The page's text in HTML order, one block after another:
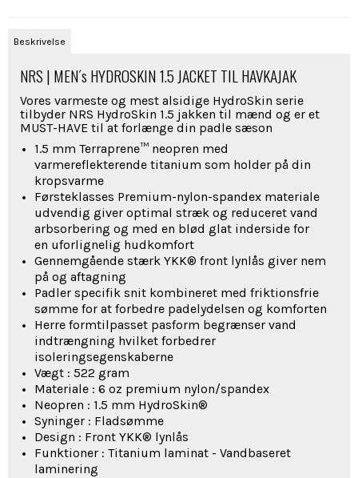
Beskrivelse
NRS | MEN´s HYDROSKIN 1.5 JACKET TIL HAVKAJAK
Vores varmeste og mest alsidige HydroSkin serie
tilbyder NRS HydroSkin 1.5 jakken til mænd og er et
MUST-HAVE til at forlænge din padle sæson
1.5 mm Terraprene™ neopren med
varmereflekterende titanium som holder på din
kropsvarme
Førsteklasses Premium-nylon-spandex materiale
udvendig giver optimal stræk og reduceret vand
arbsorbering og med en blød glat inderside for
en uforlignelig hudkomfort
Gennemgående stærk YKK® front lynlås giver nem
på og aftagning
Padler specifik snit kombineret med friktionsfrie
sømme for at forbedre padelydelsen og komforten
Herre formtilpasset pasform begrænser vand
indtrængning hvilket forbedrer
isoleringsegenskaberne
Vægt : 522 gram
Materiale : 6 oz premium nylon/spandex
Neopren : 1.5 mm HydroSkin®
Syninger : Fladsømme
Design : Front YKK® lynlås
Funktioner : Titanium laminat - Vandbaseret
laminering